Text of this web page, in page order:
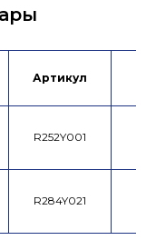
Артикул
R252Y001
R284Y021